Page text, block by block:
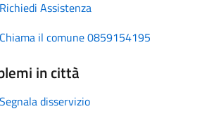
Richiedi Assistenza
Chiama il comune 0859154195
in città
Segnala disservizio